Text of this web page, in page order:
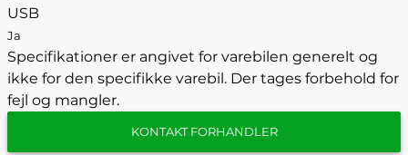
USB
Ja
Specifikationer er angivet for varebilen generelt og
ikke for den specifikke varebil. Der tages forbehold for
fejl og mangler.
KONTAKT FORHANDLER